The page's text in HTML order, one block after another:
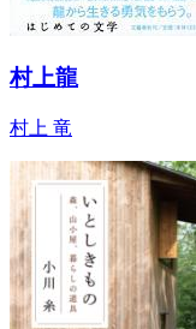
村上龍
村上 竜